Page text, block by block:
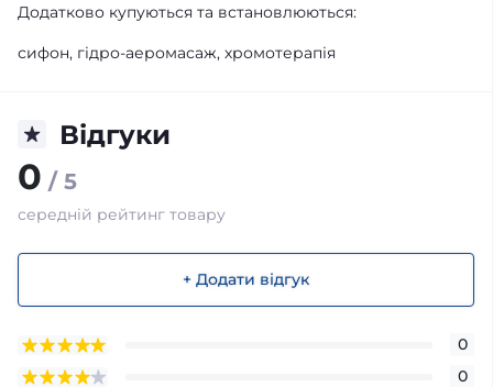
Додатково купуються та встановлюються:
сифон, гідро-аеромасаж, хромотерапія
Відгуки
0 / 5
середній рейтинг товару
+ Додати відгук
0
0